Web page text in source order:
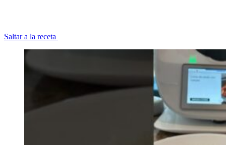
Saltar a la receta